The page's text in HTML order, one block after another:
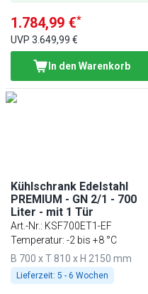
1.784,99 €*
UVP 3.649,99 €
In den Warenkorb
Kühlschrank Edelstahl
PREMIUM - GN 2/1 - 700
Liter - mit 1 Tür
Art.-Nr.: KSF700ET1-EF
Temperatur: -2 bis +8 °C
B 700 x T 810 x H 2150 mm
Lieferzeit: 5 - 6 Wochen